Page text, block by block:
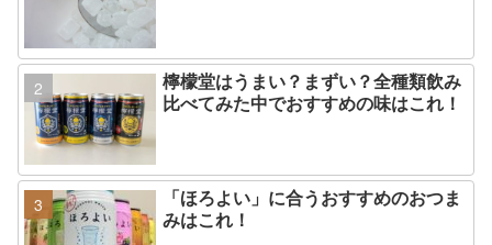
檸檬堂はうまい？まずい？全種類飲み
比べてみた中でおすすめの味はこれ！
「ほろよい」に合うおすすめのおつま
みはこれ！